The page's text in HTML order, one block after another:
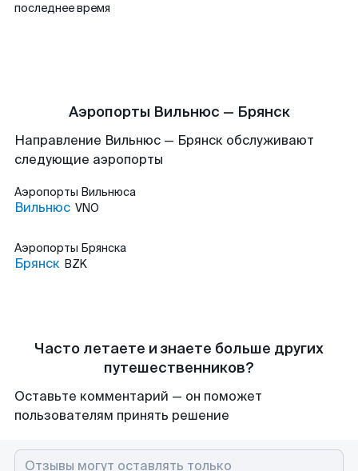
последнее время
Аэропорты Вильнюс — Брянск
Направление Вильнюс — Брянск обслуживают
следующие аэропорты
Аэропорты Вильнюса
Вильнюс VNO
Аэропорты Брянска
Брянск BZK
Часто летаете и знаете больше других
путешественников?
Оставьте комментарий — он поможет
пользователям принять решение